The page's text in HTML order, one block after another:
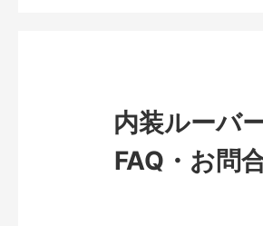
内装ルーバ
FAQ・お問